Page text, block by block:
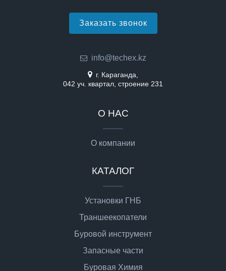
Заказать звонок
info@techex.kz
г. Караганда,
042 уч. квартал, строение 231
О НАС
О компании
КАТАЛОГ
Установки ГНБ
Траншеекопатели
Буровой инструмент
Запасные части
Буровая Химия